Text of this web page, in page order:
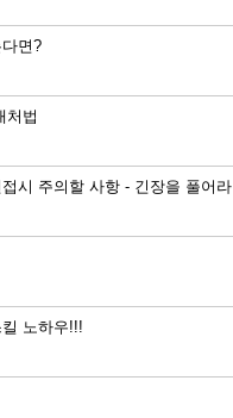
면?
처법
시 주의할 사항 - 긴장을 풀어라
노하우!!!